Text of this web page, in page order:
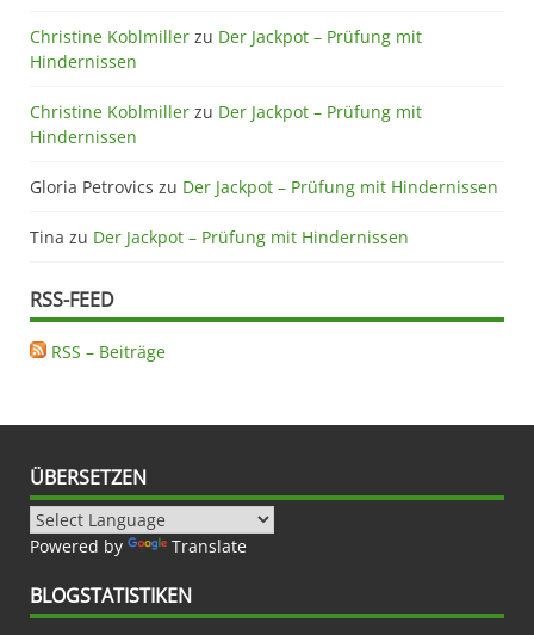
Christine Koblmiller zu Der Jackpot – Prüfung mit
Hindernissen
Christine Koblmiller zu Der Jackpot – Prüfung mit
Hindernissen
Gloria Petrovics zu Der Jackpot – Prüfung mit Hindernissen
Tina zu Der Jackpot – Prüfung mit Hindernissen
RSS-FEED
RSS – Beiträge
ÜBERSETZEN
Powered by Translate
BLOGSTATISTIKEN